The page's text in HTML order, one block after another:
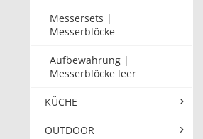
Messersets |
Messerblöcke
Aufbewahrung |
Messerblöcke leer
KÜCHE
OUTDOOR